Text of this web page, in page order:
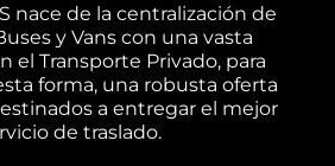
nace de la centralización de
y Vans con una vasta
el Transporte Privado, para
forma, una robusta oferta
a entregar el mejor
de traslado.